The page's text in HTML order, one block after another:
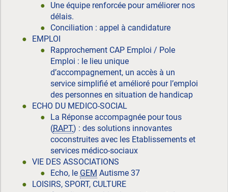
Une équipe renforcée pour améliorer nos
délais.
Conciliation : appel à candidature
EMPLOI
Rapprochement CAP Emploi / Pole
Emploi : le lieu unique
d’accompagnement, un accès à un
service simplifié et amélioré pour l’emploi
des personnes en situation de handicap
ECHO DU MEDICO-SOCIAL
La Réponse accompagnée pour tous
(RAPT) : des solutions innovantes
coconstruites avec les Etablissements et
services médico-sociaux
VIE DES ASSOCIATIONS
Echo, le GEM Autisme 37
LOISIRS, SPORT, CULTURE